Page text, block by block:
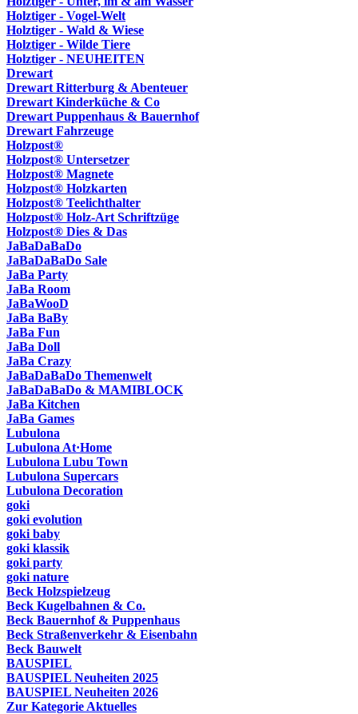
Holztiger - Vogel-Welt
Holztiger - Wald & Wiese
Holztiger - Wilde Tiere
Holztiger - NEUHEITEN
Drewart
Drewart Ritterburg & Abenteuer
Drewart Kinderküche & Co
Drewart Puppenhaus & Bauernhof
Drewart Fahrzeuge
Holzpost®
Holzpost® Untersetzer
Holzpost® Magnete
Holzpost® Holzkarten
Holzpost® Teelichthalter
Holzpost® Holz-Art Schriftzüge
Holzpost® Dies & Das
JaBaDaBaDo
JaBaDaBaDo Sale
JaBa Party
JaBa Room
JaBaWooD
JaBa BaBy
JaBa Fun
JaBa Doll
JaBa Crazy
JaBaDaBaDo Themenwelt
JaBaDaBaDo & MAMIBLOCK
JaBa Kitchen
JaBa Games
Lubulona
Lubulona At·Home
Lubulona Lubu Town
Lubulona Supercars
Lubulona Decoration
goki
goki evolution
goki baby
goki klassik
goki party
goki nature
Beck Holzspielzeug
Beck Kugelbahnen & Co.
Beck Bauernhof & Puppenhaus
Beck Straßenverkehr & Eisenbahn
Beck Bauwelt
BAUSPIEL
BAUSPIEL Neuheiten 2025
BAUSPIEL Neuheiten 2026
Zur Kategorie Aktuelles